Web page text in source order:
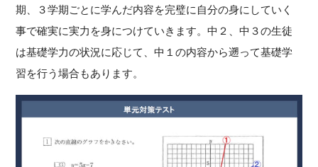
期、３学期ごとに学んだ内容を完璧に自分の身にしていく
事で確実に実力を身につけていきます。中２、中３の生徒
は基礎学力の状況に応じて、中１の内容から遡って基礎学
習を行う場合もあります。